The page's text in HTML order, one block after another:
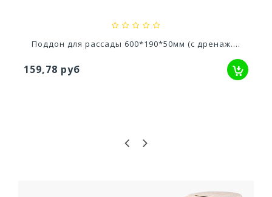
Лоток для рассады с